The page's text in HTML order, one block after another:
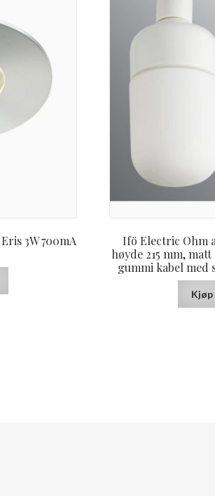
3W 700mA
Ifö Electric Ohm
høyde 215 mm,
gummi kabel med